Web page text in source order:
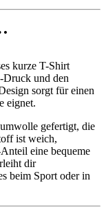
kurze T-Shirt
Druck und den
sorgt für einen
eignet.
gefertigt, die
ist weich,
eine bequeme
dir
beim Sport oder in